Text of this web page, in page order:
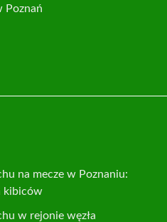
Poznań
na mecze w Poznaniu:
kibiców
w rejonie węzła